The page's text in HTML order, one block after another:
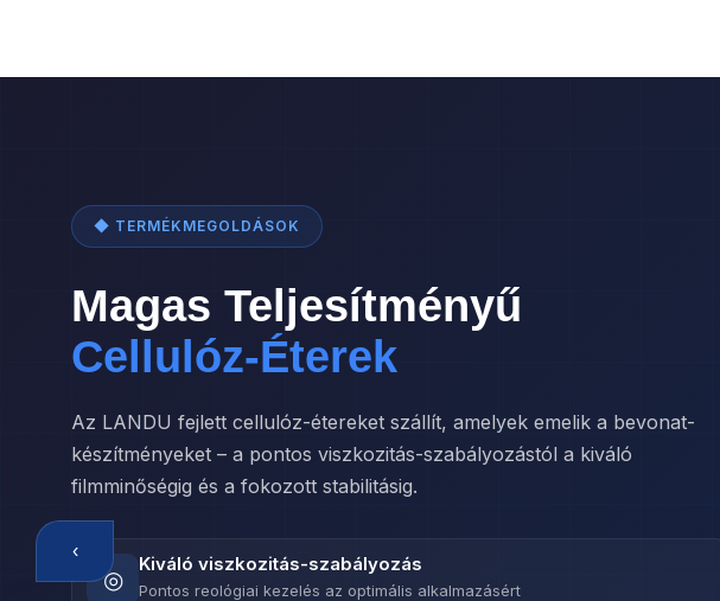
◆ TERMÉKMEGOLDÁSOK
Magas Teljesítményű
Cellulóz-Éterek
Az LANDU fejlett cellulóz-étereket szállít, amelyek emelik a bevonat-
készítményeket – a pontos viszkozitás-szabályozástól a kiváló
filmminőségig és a fokozott stabilitásig.
◎
Kiváló viszkozitás-szabályozás
Pontos reológiai kezelés az optimális alkalmazásért
‹